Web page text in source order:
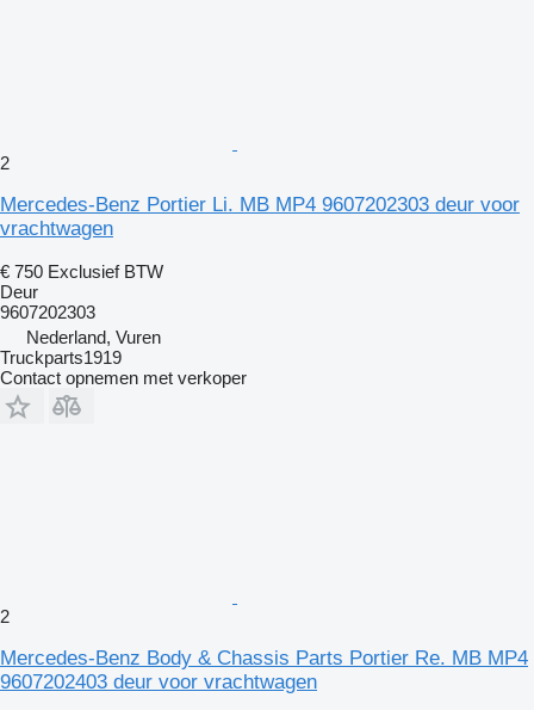
2
Mercedes-Benz Portier Li. MB MP4 9607202303 deur voor
vrachtwagen
€ 750 Exclusief BTW
Deur
9607202303
Nederland, Vuren
Truckparts1919
Contact opnemen met verkoper
2
Mercedes-Benz Body & Chassis Parts Portier Re. MB MP4
9607202403 deur voor vrachtwagen